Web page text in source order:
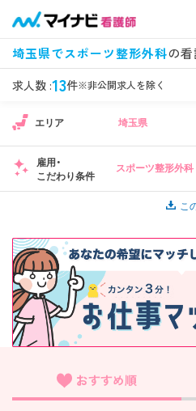
埼玉県でスポーツ整形外科の看
求人数 :13件※非公開求人を除く
エリアから探す
エリアから探す
関東
東海
北海道・東北
九州・沖縄
希望の求人条件を選択
条件項目の
看護師、准看護師など
施設形態
診察科目
美容外科、
循環器内科など
未
年収
年収500万円以上など
フリーワード検索
エリア 埼玉県
雇用・
こだわり条件
スポーツ整形外科
こ
おすすめ順